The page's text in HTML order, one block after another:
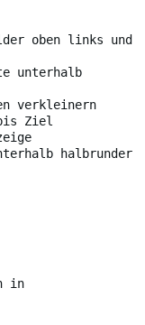
oben links und
unterhalb
verkleinern
Ziel
halbrunder
in